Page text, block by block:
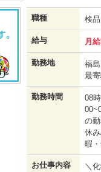
職種 検品
給与 月
勤務地
福
最
勤務時間
08
の
休
暇
お仕事内容
＼